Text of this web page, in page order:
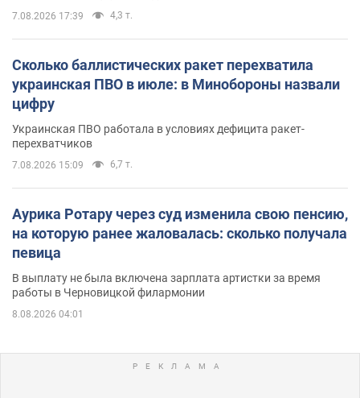
7.08.2026 17:39 4,3 т.
Сколько баллистических ракет перехватила
украинская ПВО в июле: в Минобороны назвали
цифру
Украинская ПВО работала в условиях дефицита ракет-
перехватчиков
7.08.2026 15:09 6,7 т.
Аурика Ротару через суд изменила свою пенсию,
на которую ранее жаловалась: сколько получала
певица
В выплату не была включена зарплата артистки за время
работы в Черновицкой филармонии
8.08.2026 04:01